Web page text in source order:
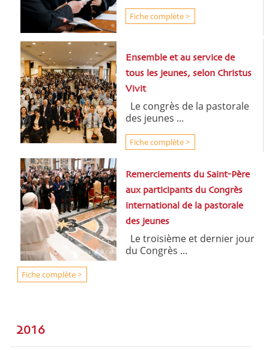
Fiche complète >
Ensemble et au service de
tous les jeunes, selon Christus
Vivit
Le congrès de la pastorale
des jeunes ...
Fiche complète >
Remerciements du Saint-Père
aux participants du Congrès
international de la pastorale
des jeunes
Le troisième et dernier jour
du Congrès ...
Fiche complète >
2016